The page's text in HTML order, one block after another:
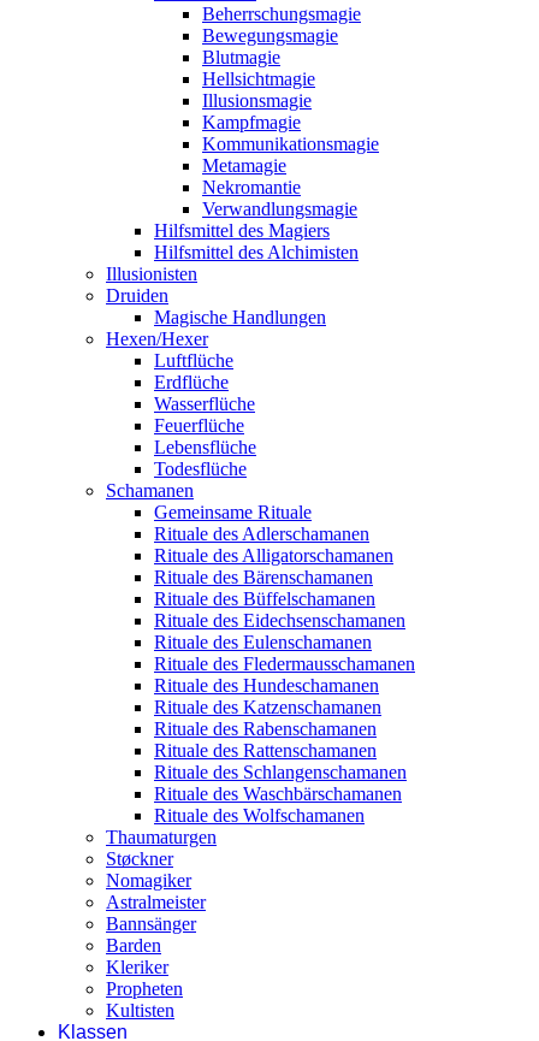
Beherrschungsmagie
Bewegungsmagie
Blutmagie
Hellsichtmagie
Illusionsmagie
Kampfmagie
Kommunikationsmagie
Metamagie
Nekromantie
Verwandlungsmagie
Hilfsmittel des Magiers
Hilfsmittel des Alchimisten
Illusionisten
Druiden
Magische Handlungen
Hexen/Hexer
Luftflüche
Erdflüche
Wasserflüche
Feuerflüche
Lebensflüche
Todesflüche
Schamanen
Gemeinsame Rituale
Rituale des Adlerschamanen
Rituale des Alligatorschamanen
Rituale des Bärenschamanen
Rituale des Büffelschamanen
Rituale des Eidechsenschamanen
Rituale des Eulenschamanen
Rituale des Fledermausschamanen
Rituale des Hundeschamanen
Rituale des Katzenschamanen
Rituale des Rabenschamanen
Rituale des Rattenschamanen
Rituale des Schlangenschamanen
Rituale des Waschbärschamanen
Rituale des Wolfschamanen
Thaumaturgen
Støckner
Nomagiker
Astralmeister
Bannsänger
Barden
Kleriker
Propheten
Kultisten
Klassen